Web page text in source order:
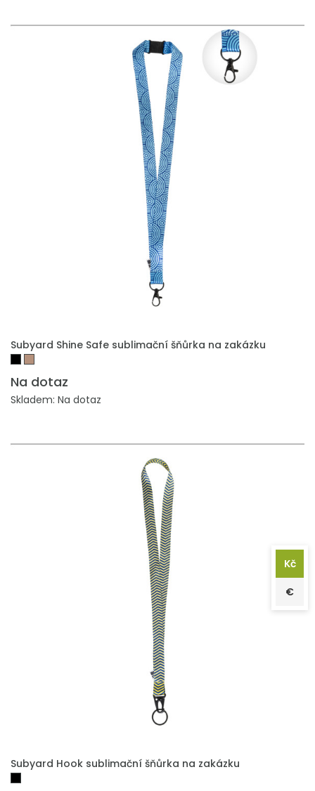
PŘIDAT DO POPTÁVKY
Subyard Shine Safe sublimační šňůrka na zakázku
Na dotaz
Skladem: Na dotaz
PŘIDAT DO POPTÁVKY
Subyard Hook sublimační šňůrka na zakázku
Kč
€